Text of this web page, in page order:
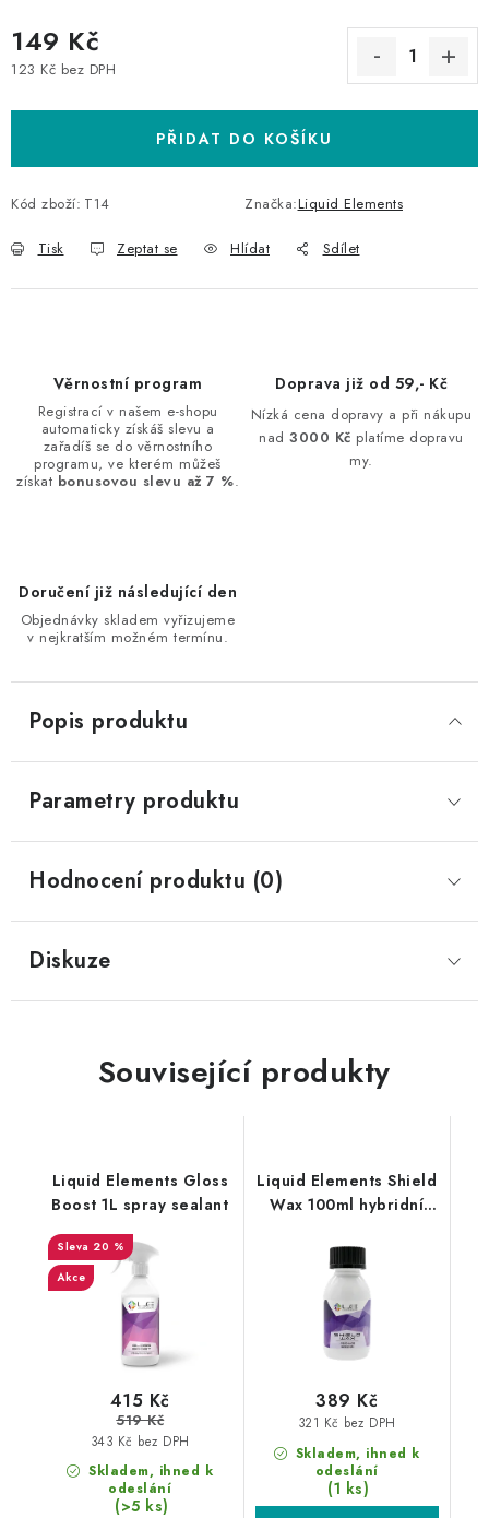
149 Kč
123 Kč bez DPH
PŘIDAT DO KOŠÍKU
Kód zboží: T14 Značka:Liquid Elements
Tisk Zeptat se Hlídat Sdílet
Věrnostní program
Registrací v našem e-shopu
automaticky získáš slevu a
zařadíš se do věrnostního
programu, ve kterém můžeš
získat bonusovou slevu až 7 %.
Doprava již od 59,- Kč
Nízká cena dopravy a při nákupu
nad3000 Kč platíme dopravu
my.
Doručení již následující den
Objednávky skladem vyřizujeme
v nejkratším možném termínu.
Popis produktu
Parametry produktu
Hodnocení produktu (0)
Diskuze
Související produkty
Liquid Elements Gloss
Boost 1L spray sealant
20 %
Akce
Skladem, ihned k
odeslání
(>5 ks)
343 Kč bez DPH
415 Kč
519 Kč
Liquid Elements Shield
Wax 100ml hybridní
Skladem, ihned k
odeslání
(1 ks)
321 Kč bez DPH
389 Kč